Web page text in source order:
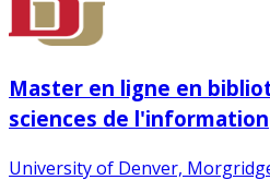
Master en ligne en
sciences de l'information
University of Denver,